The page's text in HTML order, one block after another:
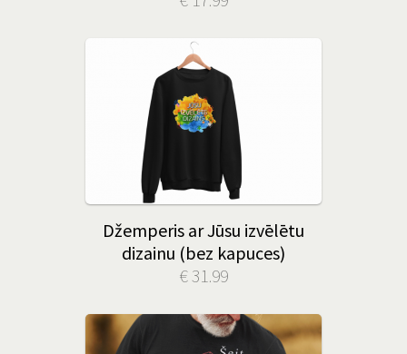
Džemperis ar Jūsu izvēlētu
dizainu (bez kapuces)
€ 31.99